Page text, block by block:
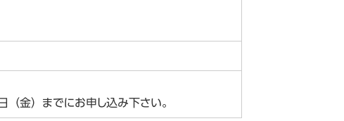
金）までにお申し込み下さい。